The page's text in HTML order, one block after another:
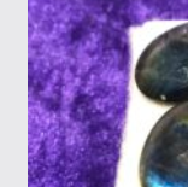
Tietosuojaseloste
Tuotteet
Yritysinfo